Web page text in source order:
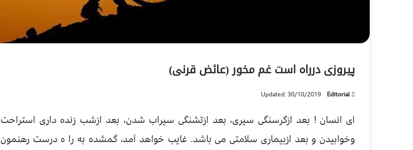
پیروزی درراه است غم مخور (عائض قرنی)
Editorial
Updated: 30/10/2019
ای انسان ! بعد ازگرسنگی سیری، بعد ازتشنگی سیراب شدن، بعد ازشب زنده داری استراحت
وخوابیدن و بعد ازبیماری سلامتی می باشد. غایب خواهد آمد، گمشده به را ه درست رهنمون